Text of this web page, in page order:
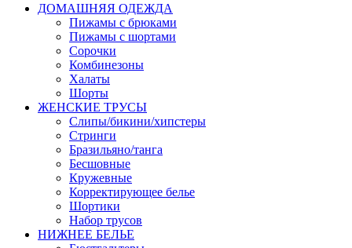
ДОМАШНЯЯ ОДЕЖДА
Пижамы с брюками
Пижамы с шортами
Сорочки
Комбинезоны
Халаты
Шорты
ЖЕНСКИЕ ТРУСЫ
Слипы/бикини/хипстеры
Стринги
Бразильяно/танга
Бесшовные
Кружевные
Корректирующее белье
Шортики
Набор трусов
НИЖНЕЕ БЕЛЬЕ